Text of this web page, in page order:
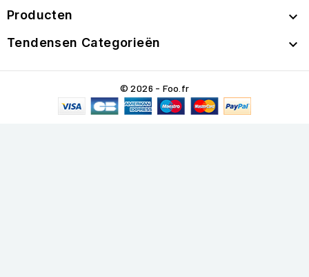
Producten 
Tendensen Categorieën 
© 2026 - Foo.fr